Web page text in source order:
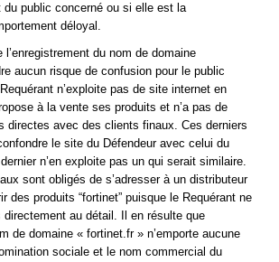
du public concerné ou si elle est la
déloyal.
l’enregistrement du nom de domaine
aucun risque de confusion pour le public
n’exploite pas de site internet en
à la vente ses produits et n’a pas de
directes avec des clients finaux. Ces derniers
le site du Défendeur avec celui du
n’en exploite pas un qui serait similaire.
sont obligés de s’adresser à un distributeur
des produits “fortinet” puisque le Requérant ne
directement au détail. Il en résulte que
de domaine « fortinet.fr » n’emporte aucune
sociale et le nom commercial du